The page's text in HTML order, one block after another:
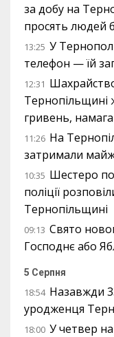
за добу на
просять людей
13:25 У
телефон — їй
12:31
Тернопільщині
гривень,
11:26 На
затримали
10:35 Шестеро
поліції
Тернопільщині
09:13 Свято
Господнє або
5 Серпня
18:54 Назавжди
уродженця
18:00 У четвер